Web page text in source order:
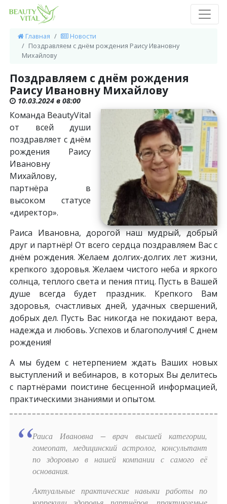
Главная
Новости
Поздравляем с днём рождения Раису Ивановну
Михайлову
Поздравляем с днём рождения
Раису Ивановну Михайлову
10.03.2024 в 08:00
Команда BeautyVital
от всей души
поздравляет с днём
рождения Раису
Ивановну
Михайлову,
партнёра в
высоком статусе
«директор».
Раиса Ивановна, дорогой наш мудрый, добрый
друг и партнёр! От всего сердца поздравляем Вас с
днём рождения. Желаем долгих-долгих лет жизни,
крепкого здоровья. Желаем чистого неба и яркого
солнца, теплого света и пения птиц. Пусть в Вашей
душе всегда будет праздник. Крепкого Вам
здоровья, счастливых дней, удачных свершений,
добрых дел. Пусть Вас никогда не покидают вера,
надежда и любовь. Успехов и благополучия! С днем
рождения!
А мы будем с нетерпением ждать Ваших новых
выступлений и вебинаров, в которых Вы делитесь
с партнёрами поистине бесценной информацией,
практическими знаниями и опытом.
Раиса Ивановна − врач высшей категории,
гомеопат, медицинский астролог, консультант
по здоровью в нашей компании с самого её
основания.
Актуальные практические навыки работы по